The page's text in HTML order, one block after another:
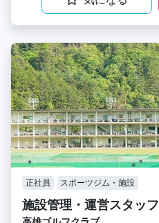
正社員 スポーツジム・施設
施設管理・運営スタッフ